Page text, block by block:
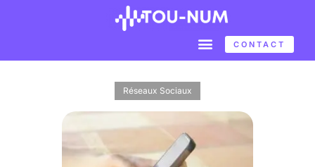
CONTACT
Réseaux Sociaux